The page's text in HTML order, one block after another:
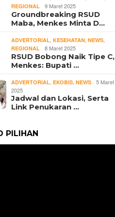
REGIONAL 9 Maret 2025
Groundbreaking RSUD
Maba, Menkes Minta D…
ADVERTORIAL ,KESEHATAN ,NEWS
REGIONAL 8 Maret 2025
RSUD Bobong Naik Tipe C,
Menkes: Bupati …
ADVERTORIAL ,EKOBIS ,NEWS
5 Maret
2025
Jadwal dan Lokasi, Serta
Link Penukaran …
PILIHAN